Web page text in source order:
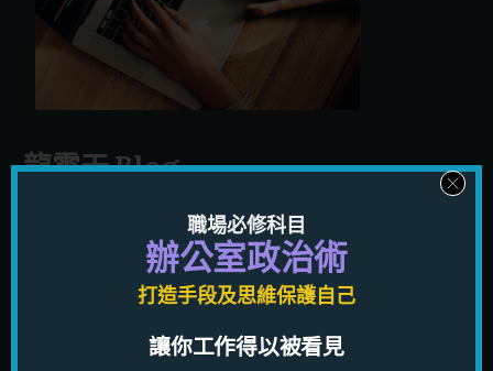
龍震天 Blog
男女愛情心理學，溝通技巧，潛意識改思改運，紫微斗數
及八字分析，風水，玄學，遊記，題材包羅萬有，有如你
人生知識寶庫；只要你肯不停看，你的知識就會不斷增
長，能夠讓你解決任何問題，加强思考力。
職場必修科目
辦公室政治術
打造手段及思維保護自己
讓你工作得以被看見